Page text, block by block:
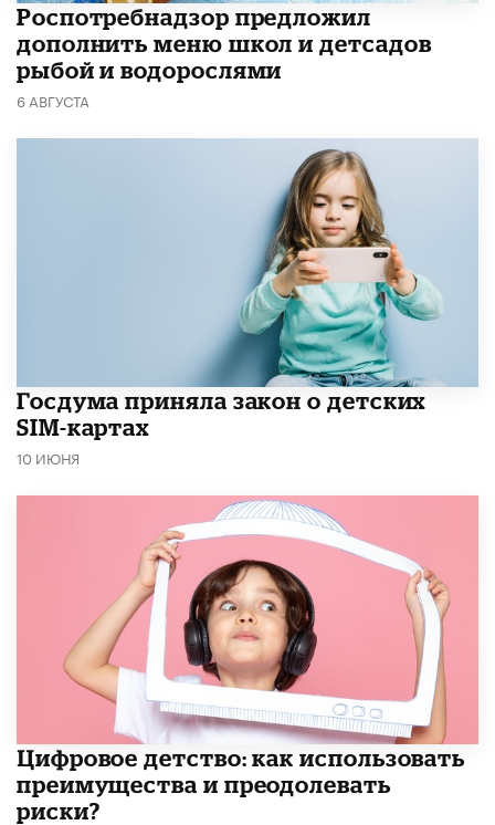
Роспотребнадзор предложил
дополнить меню школ и детсадов
рыбой и водорослями
6 АВГУСТА
Госдума приняла закон о детских
SIM-картах
10 ИЮНЯ
​Цифровое детство: как использовать
преимущества и преодолевать
риски?